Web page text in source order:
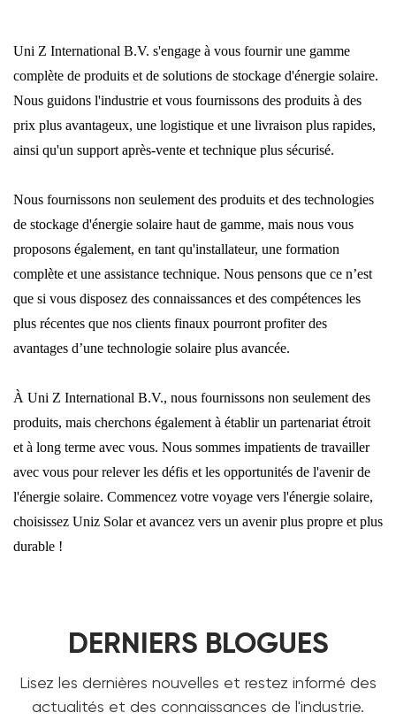
Uni Z International B.V. s'engage à vous fournir une gamme
complète de produits et de solutions de stockage d'énergie solaire.
Nous guidons l'industrie et vous fournissons des produits à des
prix plus avantageux, une logistique et une livraison plus rapides,
ainsi qu'un support après-vente et technique plus sécurisé.
Nous fournissons non seulement des produits et des technologies
de stockage d'énergie solaire haut de gamme, mais nous vous
proposons également, en tant qu'installateur, une formation
complète et une assistance technique. Nous pensons que ce n’est
que si vous disposez des connaissances et des compétences les
plus récentes que nos clients finaux pourront profiter des
avantages d’une technologie solaire plus avancée.
À Uni Z International B.V., nous fournissons non seulement des
produits, mais cherchons également à établir un partenariat étroit
et à long terme avec vous. Nous sommes impatients de travailler
avec vous pour relever les défis et les opportunités de l'avenir de
l'énergie solaire. Commencez votre voyage vers l'énergie solaire,
choisissez Uniz Solar et avancez vers un avenir plus propre et plus
durable !
DERNIERS BLOGUES
Lisez les dernières nouvelles et restez informé des
actualités et des connaissances de l'industrie.